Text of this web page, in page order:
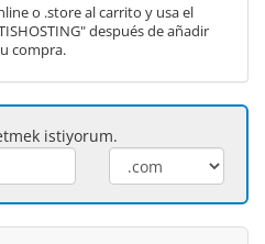
o .store al carrito y usa el
después de añadir
compra.
istiyorum.